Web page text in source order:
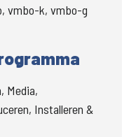
vmbo-k, vmbo-g
Media,
Installeren &